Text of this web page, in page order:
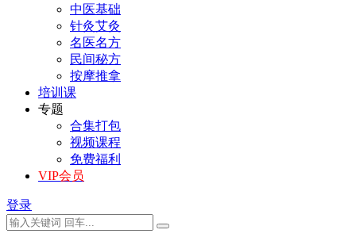
中医基础
针灸艾灸
名医名方
民间秘方
按摩推拿
培训课
专题
合集打包
视频课程
免费福利
VIP会员
登录